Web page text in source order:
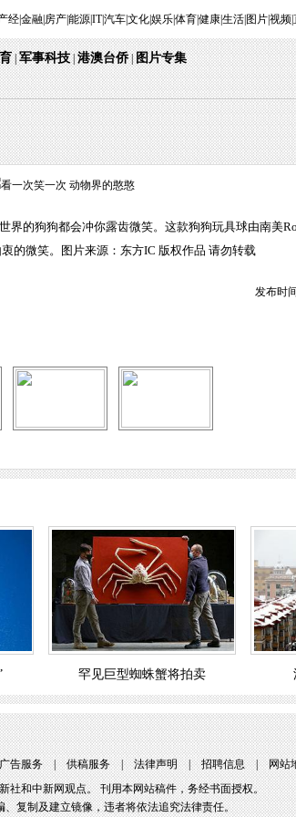
经|金融| 房产|能源|IT|汽车|文化|娱乐|体育|健康|生活| 图片|视频|
|军事科技|港澳台侨|图片专集
的狗狗都会冲你露齿微笑。这款狗狗玩具球由南美
的微笑。图片来源：东方IC 版权作品 请勿转载
发布时
罕见巨型蜘蛛蟹将拍卖
告服务|供稿服务|法律声明|招聘信息|网站
社和中新网观点。 刊用本网站稿件，务经书面授权。
、复制及建立镜像，违者将依法追究法律责任。